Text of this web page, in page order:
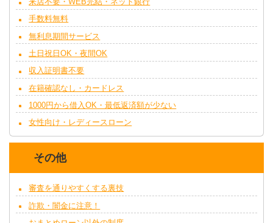
手数料無料
無利息期間サービス
土日祝日OK・夜間OK
収入証明書不要
在籍確認なし・カードレス
1000円から借入OK・最低返済額が少ない
女性向け・レディースローン
その他
審査を通りやすくする裏技
詐欺・闇金に注意！